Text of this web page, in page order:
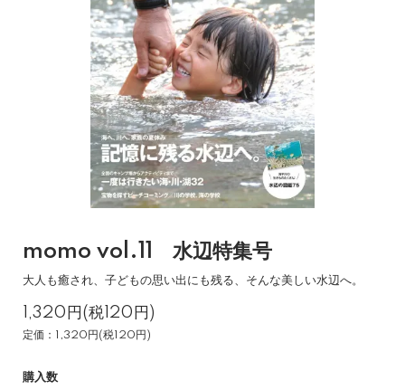
momo vol.11 水辺特集号
大人も癒され、子どもの思い出にも残る、そんな美しい水辺へ。
1,320円(税120円)
定価：1,320円(税120円)
購入数